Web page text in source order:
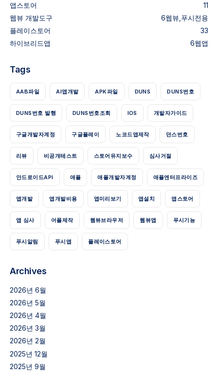
앱스토어
11
웹뷰
웹뷰,푸시전용
개발도구
6
플레이스토어
33
하이브리드앱
웹앱
6
Tags
AAB파일 AI앱개발 APK파일 DUNS DUNS번호
DUNS번호 발행 DUNS번호조회 IOS 개발자가이드
구글개발자계정 구글플레이 노코드앱제작 던스번호
리뷰 비공개테스트 스토어유지보수 심사거절
안드로이드API 애플 애플개발자계정 애플엔터프라이즈
앱개발 앱개발비용 앱미리보기 앱설치 앱스토어
앱 심사 어플제작 웹뷰브라우저 웹뷰앱 푸시기능
푸시알림 푸시앱 플레이스토어
Archives
2026년 6월
2026년 5월
2026년 4월
2026년 3월
2026년 2월
2025년 12월
2025년 9월